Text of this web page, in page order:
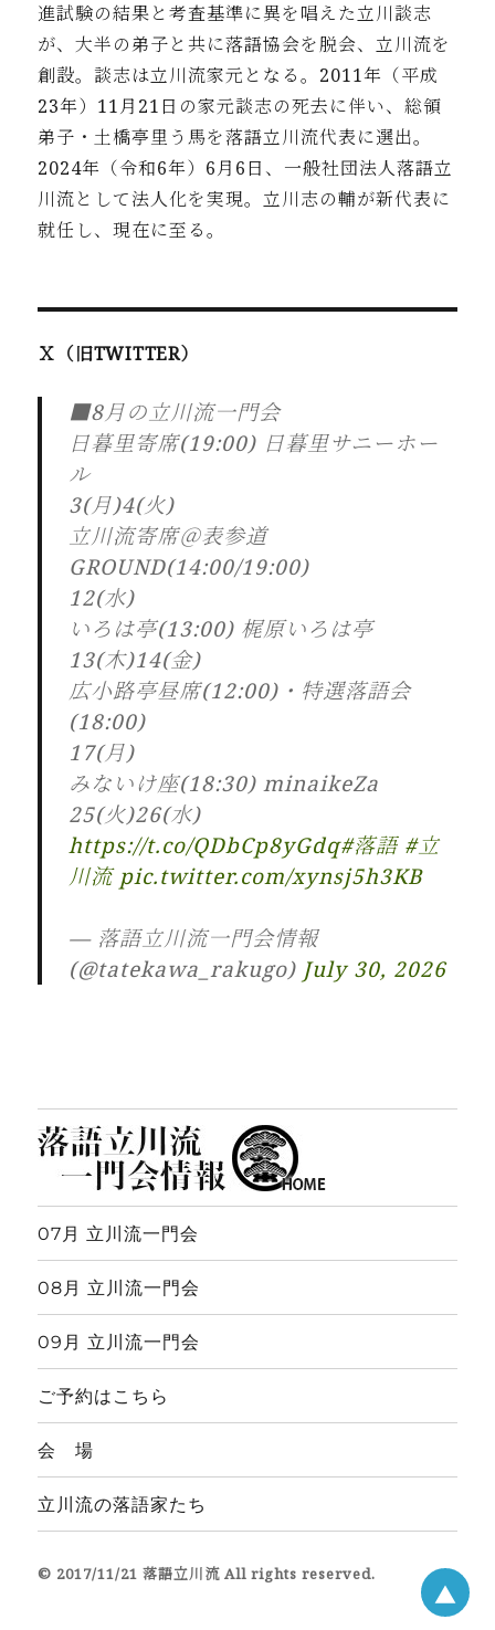
進試験の結果と考査基準に異を唱えた立川談志
が、大半の弟子と共に落語協会を脱会、立川流を
創設。談志は立川流家元となる。2011年（平成
23年）11月21日の家元談志の死去に伴い、総領
弟子・土橋亭里う馬を落語立川流代表に選出。
2024年 （令和6年）6月6日、一般社団法人落語立
川流として法人化を実現。立川志の輔が新代表に
就任し、現在に至る。
Ｘ（旧TWITTER）
■8月の立川流一門会
日暮里寄席(19:00) 日暮里サニーホー
ル
3(月)4(火)
立川流寄席＠表参道
GROUND(14:00/19:00)
12(水)
いろは亭(13:00) 梶原いろは亭
13(木)14(金)
広小路亭昼席(12:00)・特選落語会
(18:00)
17(月)
みないけ座(18:30) minaikeZa
25(火)26(水)
https://t.co/QDbCp8yGdq#落語 #立
川流 pic.twitter.com/xynsj5h3KB
— 落語立川流一門会情報
(@tatekawa_rakugo) July 30, 2026
07月 立川流一門会
08月 立川流一門会
09月 立川流一門会
ご予約はこちら
会 場
立川流の落語家たち
© 2017/11/21 落語立川流 All rights reserved.
▲